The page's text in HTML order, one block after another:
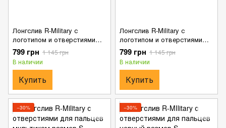
Лонгслив R-Military с
логотипом и отверстиями
для пальцев мультикам
размер S
799 грн 1 145 грн
В наличии
Купить
Лонгслив R-Military с
логотипом и отверстиями
для пальцев олива размер S
799 грн 1 145 грн
В наличии
Купить
−30% −30%